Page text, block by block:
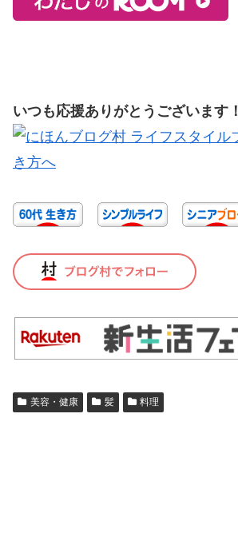
いつも応援ありがとうございます！
美容・健康 髪 料理